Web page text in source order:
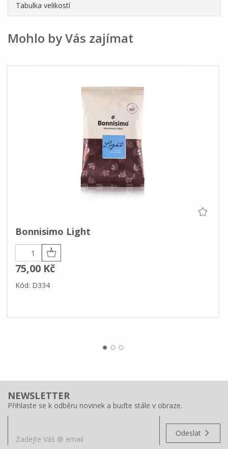
Tabulka velikostí
Mohlo by Vás zajímat
Bonnisimo Light
75,00 Kč
Kód: D334
NEWSLETTER
Přihlaste se k odběru novinek a buďte stále v obraze.
Odeslat